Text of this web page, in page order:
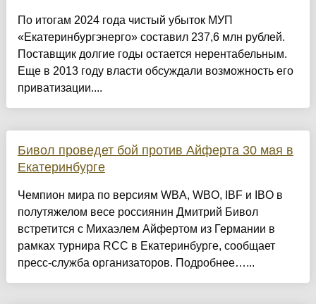
По итогам 2024 года чистый убыток МУП
«Екатеринбургэнерго» составил 237,6 млн рублей.
Поставщик долгие годы остается нерентабельным.
Еще в 2013 году власти обсуждали возможность его
приватизации....
Бивол проведет бой против Айферта 30 мая в
Екатеринбурге
Чемпион мира по версиям WBA, WBO, IBF и IBO в
полутяжелом весе россиянин Дмитрий Бивол
встретится с Михаэлем Айфертом из Германии в
рамках турнира RCC в Екатеринбурге, сообщает
пресс‑служба организаторов. Подробнее…...